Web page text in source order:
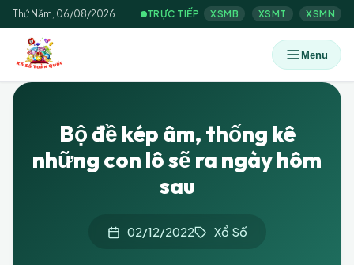
Thứ Năm, 06/08/2026 TRỰC TIẾP XSMB XSMT XSMN
Menu
Bộ đề kép âm, thống kê
những con lô sẽ ra ngày hôm
sau
02/12/2022 Xổ Số